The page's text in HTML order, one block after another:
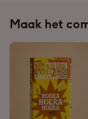
Maak het